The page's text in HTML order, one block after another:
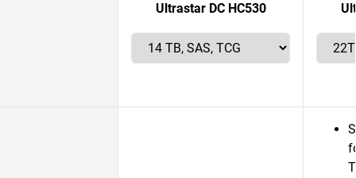
Ultrastar DC HC530